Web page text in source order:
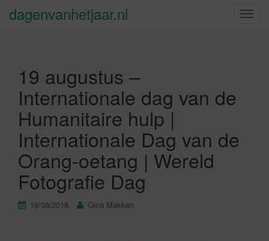
S
dagenvanhetjaar.nl
19 augustus –
Internationale dag van de
Humanitaire hulp |
Internationale Dag van de
Orang-oetang | Wereld
Fotografie Dag
19/08/2018 Gina Makken